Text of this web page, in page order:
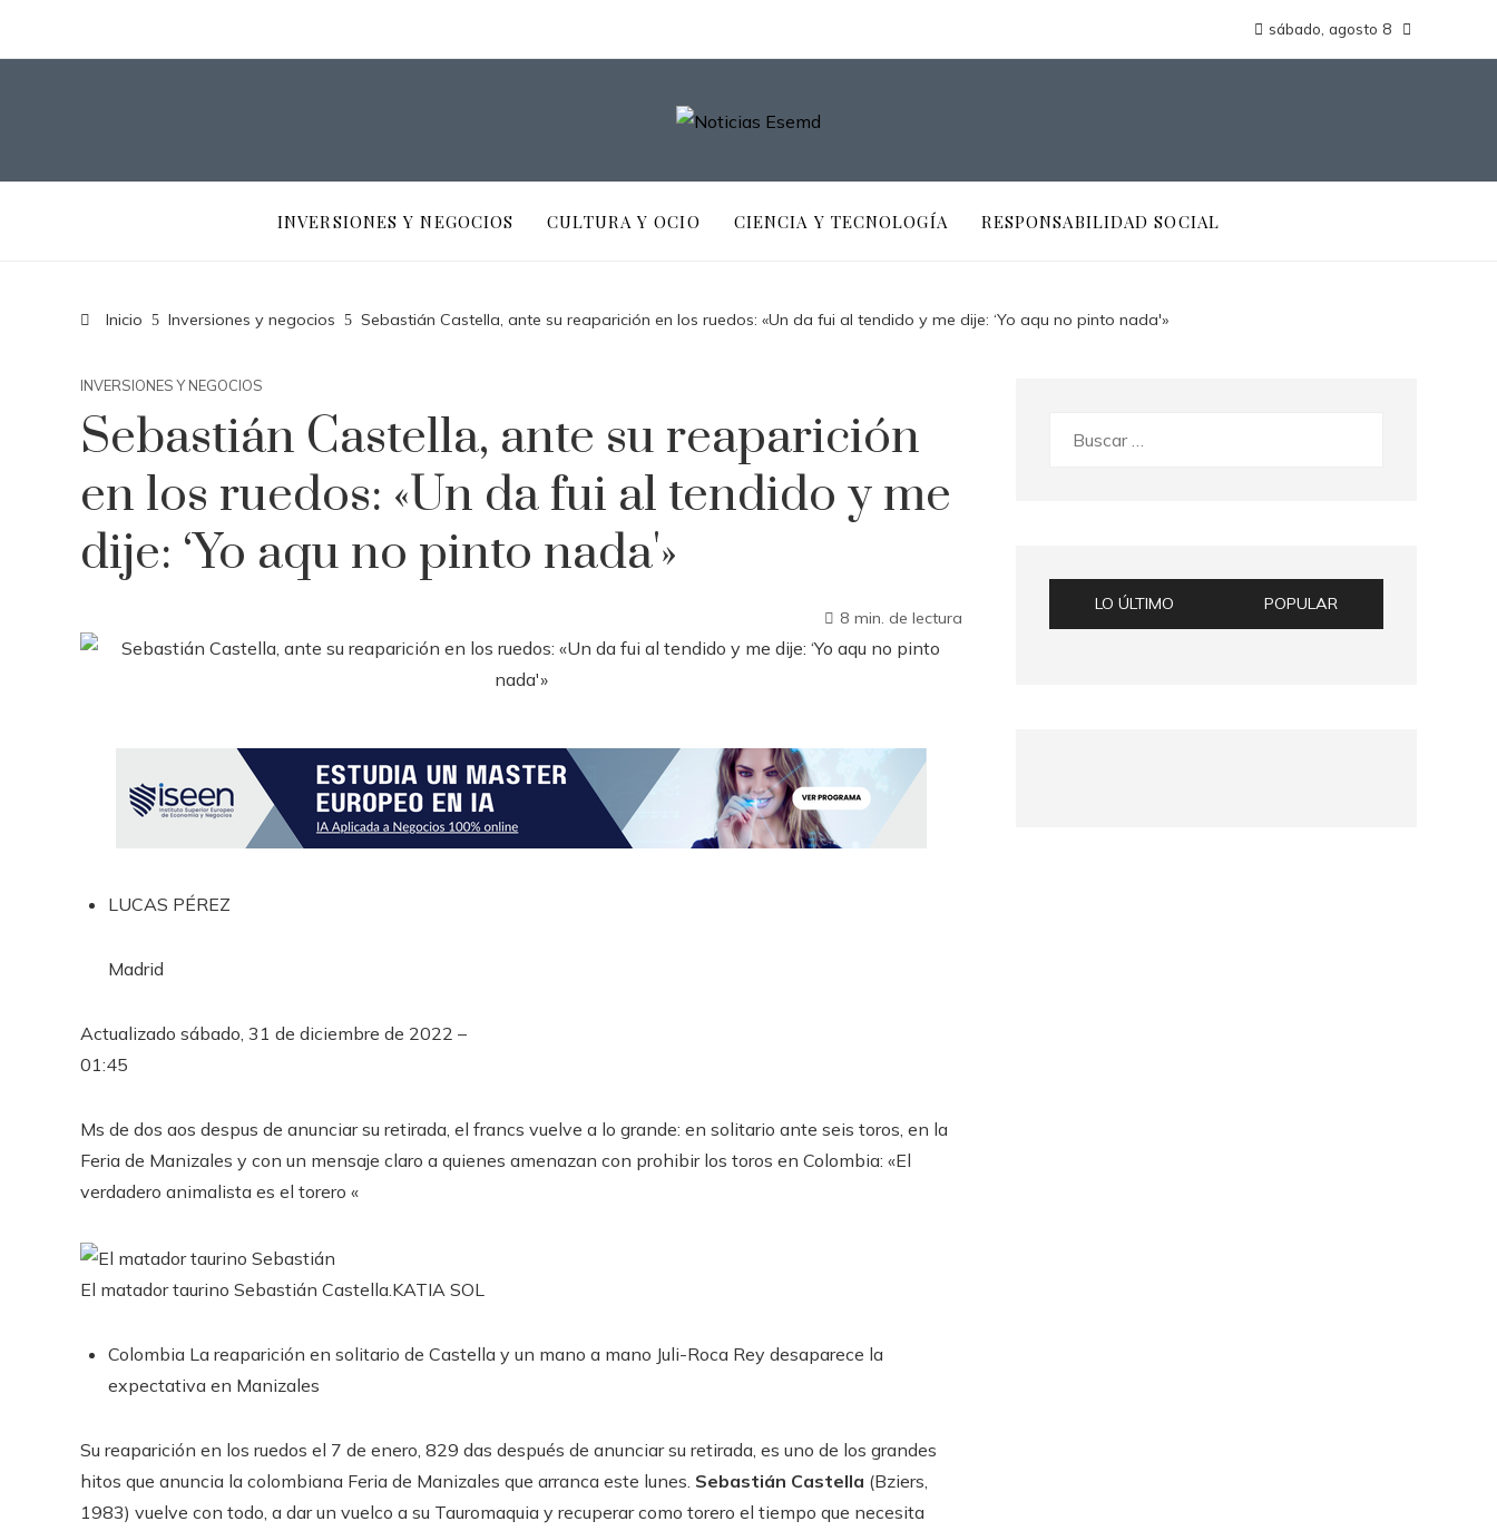
sábado, agosto 8
INVERSIONES Y NEGOCIOS CULTURA Y OCIO CIENCIA Y TECNOLOGÍA RESPONSABILIDAD SOCIAL
Inicio Inversiones y negocios Sebastián Castella, ante su reaparición en los ruedos: «Un da ​​fui al tendido y me dije: ‘Yo aqu no pinto nada'»
INVERSIONES Y NEGOCIOS
Sebastián Castella, ante su reaparición
en los ruedos: «Un da ​​fui al tendido y me
dije: ‘Yo aqu no pinto nada'»
8 min. de lectura
LUCAS PÉREZ
Madrid
Actualizado sábado, 31 de diciembre de 2022 –
01:45
Ms de dos aos despus de anunciar su retirada, el francs vuelve a lo grande: en solitario ante seis toros, en la
Feria de Manizales y con un mensaje claro a quienes amenazan con prohibir los toros en Colombia: «El
verdadero animalista es el torero «
El matador taurino Sebastián Castella.KATIA SOL
Colombia La reaparición en solitario de Castella y un mano a mano Juli-Roca Rey desaparece la
expectativa en Manizales
Su reaparición en los ruedos el 7 de enero, 829 das después de anunciar su retirada, es uno de los grandes
hitos que anuncia la colombiana Feria de Manizales que arranca este lunes. Sebastián Castella (Bziers,
1983) vuelve con todo, a dar un vuelco a su Tauromaquia y recuperar como torero el tiempo que necesita
LO ÚLTIMO POPULAR